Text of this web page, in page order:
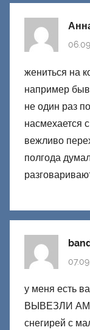
жениться на
например
не один раз
насмехается
вежливо
полгода
у меня есть
ВЫВЕЗЛИ
снегирей с